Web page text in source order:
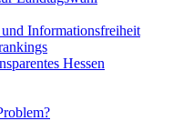
und Informationsfreiheit
Hessen